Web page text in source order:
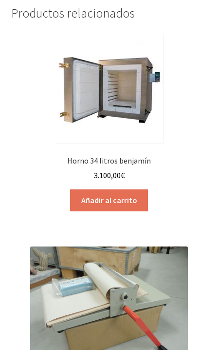
Productos relacionados
Horno 34 litros benjamín
3.100,00€
Añadir al carrito